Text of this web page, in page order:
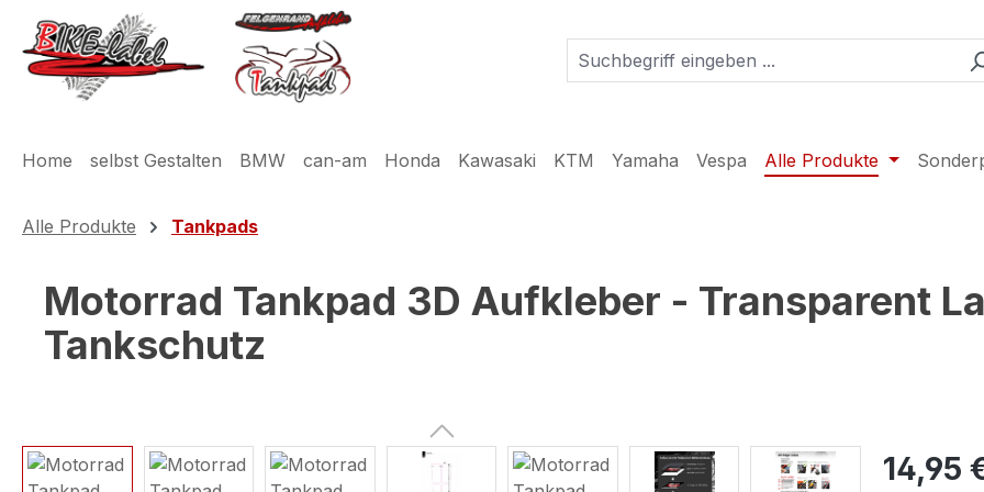
Hauptinhalt springen
Zur Suche springen
Zur Hauptnavigation springen
Home selbst Gestalten BMW can-am Honda Kawasaki KTM Yamaha Vespa Alle Produkte
Alle Produkte Tankpads
Motorrad Tankpad 3D Aufkleber - Transparent
Tankschutz
Bildergalerie überspringen 14,95